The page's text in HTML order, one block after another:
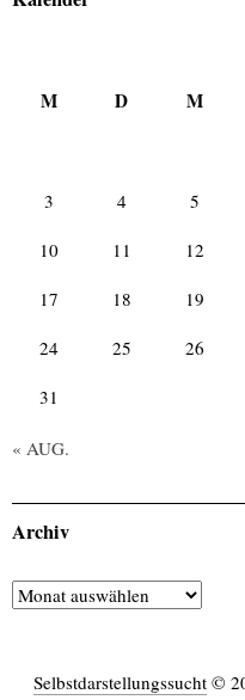
M D M
« AUG.
3 4 5
10 11 12
17 18 19
24 25 26
31
Archiv
Archiv
Selbstdarstellungssucht©